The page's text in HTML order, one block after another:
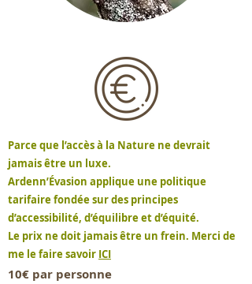
Parce que l’accès à la Nature ne devrait
jamais être un luxe.
Ardenn’Évasion applique une politique
tarifaire fondée sur des principes
d’accessibilité, d’équilibre et d’équité.
Le prix ne doit jamais être un frein. Merci de
me le faire savoir ICI
10€ par personne